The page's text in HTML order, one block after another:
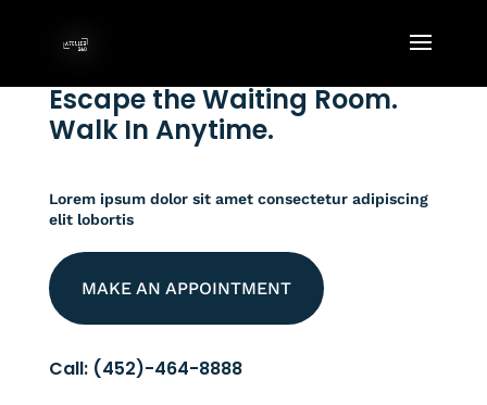
Escape the Waiting Room.
Walk In Anytime.
Lorem ipsum dolor sit amet consectetur adipiscing
elit lobortis
MAKE AN APPOINTMENT
Call: (452)-464-8888